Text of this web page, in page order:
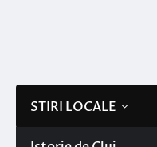
STIRI LOCALE